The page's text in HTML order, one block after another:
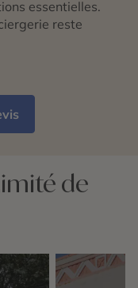
essentielles.
reste
de